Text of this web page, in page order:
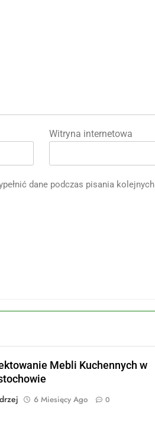
Witryna internetowa
dane podczas pisania kolejnych
Mebli Kuchennych w
6 Miesięcy Ago 0